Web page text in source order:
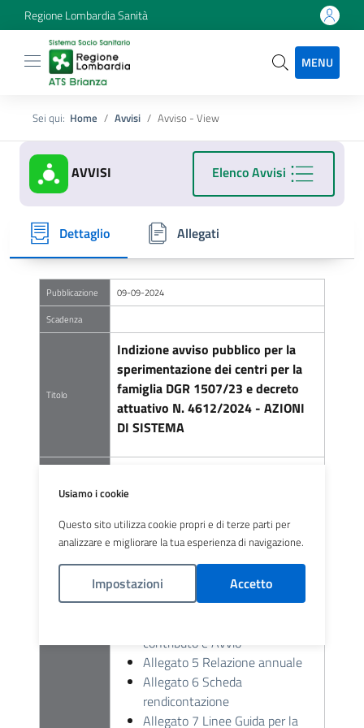
Regione Lombardia Sanità
MENU
Sei qui: Home Avvisi Avviso - View
AVVISI Elenco Avvisi
Dettaglio Allegati
Pubblicazione
09-09-2024
Scadenza
Titolo
Indizione avviso pubblico per la
sperimentazione dei centri per la
famiglia DGR 1507/23 e decreto
attuativo N. 4612/2024 - AZIONI
DI SISTEMA
famiglia - D.G.R. 1507/2023
Delibera n. 354 del 29.08.24
Avviso azioni di sistema
Allegato 2 Facsimile Domanda
contributo
Allegato 3 Scheda progettuale
contributo e Avvio
Allegato 5 Relazione annuale
Allegato 6 Scheda
rendicontazione
Allegato 7 Linee Guida per la
Usiamo i cookie
Questo sito utilizza cookie propri e di terze parti per
analizzare e migliorare la tua esperienza di navigazione.
Impostazioni Accetto